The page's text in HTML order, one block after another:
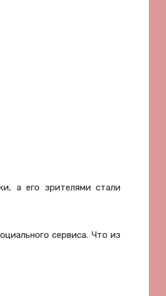
а его зрителями стали
сервиса. Что из